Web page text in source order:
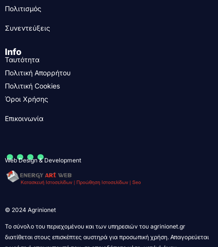
Πολιτισμός
Συνεντεύξεις
Info
Ταυτότητα
Πολιτική Απορρήτου
Πολιτική Cookies
Όροι Χρήσης
Επικοινωνία
....
Web Design & Development
© 2024 Agrinionet
Το σύνολο του περιεχομένου και των υπηρεσιών του agrinionet.gr
διατίθεται στους επισκέπτες αυστηρά για προσωπική χρήση. Απαγορεύεται